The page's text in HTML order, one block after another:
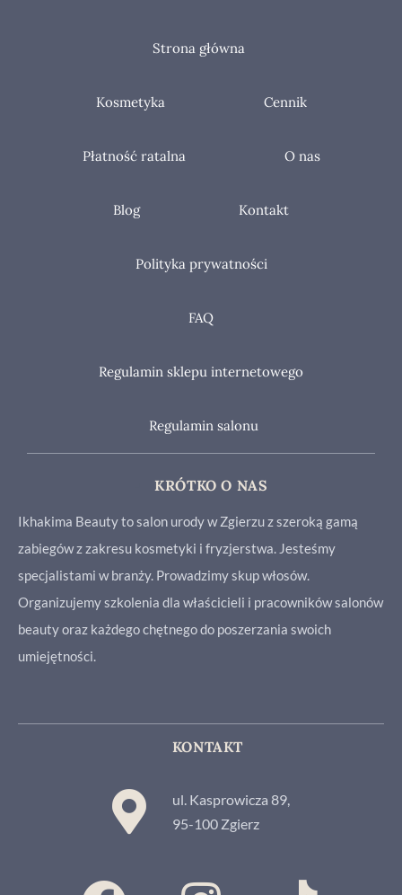
Strona główna
Kosmetyka Cennik
Płatność ratalna O nas
Blog Kontakt
Polityka prywatności
FAQ
Regulamin sklepu internetowego
Regulamin salonu
KRÓTKO O NAS
Ikhakima Beauty to salon urody w Zgierzu z szeroką gamą
zabiegów z zakresu kosmetyki i fryzjerstwa. Jesteśmy
specjalistami w branży. Prowadzimy skup włosów.
Organizujemy szkolenia dla właścicieli i pracowników salonów
beauty oraz każdego chętnego do poszerzania swoich
umiejętności.
KONTAKT
ul. Kasprowicza 89,
95-100 Zgierz